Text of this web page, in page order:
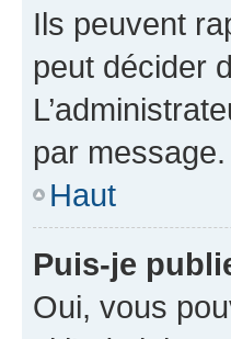
Ils peuvent
peut décider
par message.
Haut
Puis-je
Oui, vous